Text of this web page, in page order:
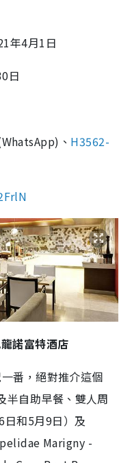
年4月1日
日
、 H3562-
諾富特酒店
番，絕對推介這個
半自助早餐、雙人周
日和5月9日）及
Marigny -